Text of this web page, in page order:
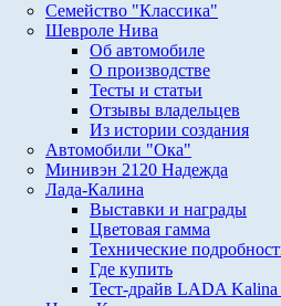
Семейство "Классика"
Шевроле Нива
Об автомобиле
О производстве
Тесты и статьи
Отзывы владельцев
Из истории создания
Автомобили "Ока"
Минивэн 2120 Надежда
Лада-Калина
Выставки и награды
Цветовая гамма
Технические
Где купить
Тест-драйв LADA Kalina